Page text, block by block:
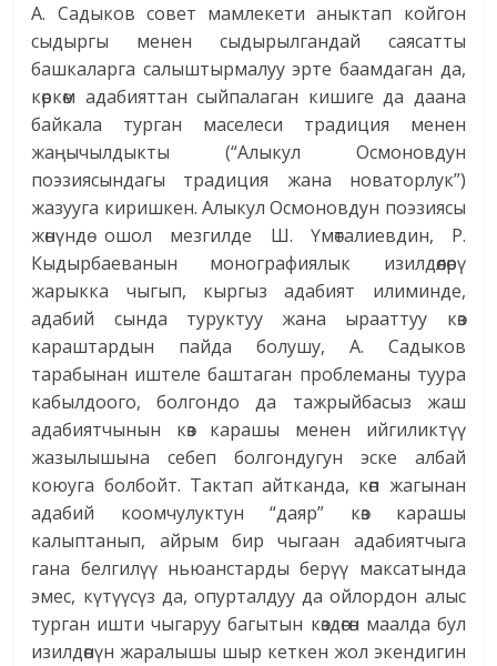
А. Садыков совет мамлекети аныктап койгон
сыдыргы менен сыдырылгандай саясатты
башкаларга салыштырмалуу эрте баамдаган да,
көркөм адабияттан сыйпалаган кишиге да даана
байкала турган маселеси традиция менен
жаңычылдыкты (“Алыкул Осмоновдун
поэзиясындагы традиция жана новаторлук”)
жазууга киришкен. Алыкул Осмоновдун поэзиясы
жөнүндө ошол мезгилде Ш. Үмөталиевдин, Р.
Кыдырбаеванын монографиялык изилдөөлөрү
жарыкка чыгып, кыргыз адабият илиминде,
адабий сында туруктуу жана ырааттуу көз
караштардын пайда болушу, А. Садыков
тарабынан иштеле баштаган проблеманы туура
кабылдоого, болгондо да тажрыйбасыз жаш
адабиятчынын көз карашы менен ийгиликтүү
жазылышына себеп болгондугун эске албай
коюуга болбойт. Тактап айтканда, көп жагынан
адабий коомчулуктун “даяр” көз карашы
калыптанып, айрым бир чыгаан адабиятчыга
гана белгилүү ньюанстарды берүү максатында
эмес, күтүүсүз да, опурталдуу да ойлордон алыс
турган ишти чыгаруу багытын көздөгөн маалда бул
изилдөөнүн жаралышы шыр кеткен жол экендигин